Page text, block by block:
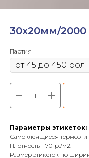
30х20мм/
Партия
Параметры этикеток:
Самоклеящиеся
Плотность - 70гр./м2.
Размер этикеток по